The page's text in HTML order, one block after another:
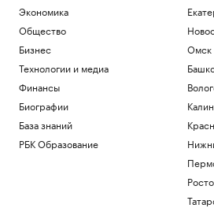
Экономика
Общество
Бизнес
Технологии и медиа
Финансы
Биографии
База знаний
РБК Образование
Омск